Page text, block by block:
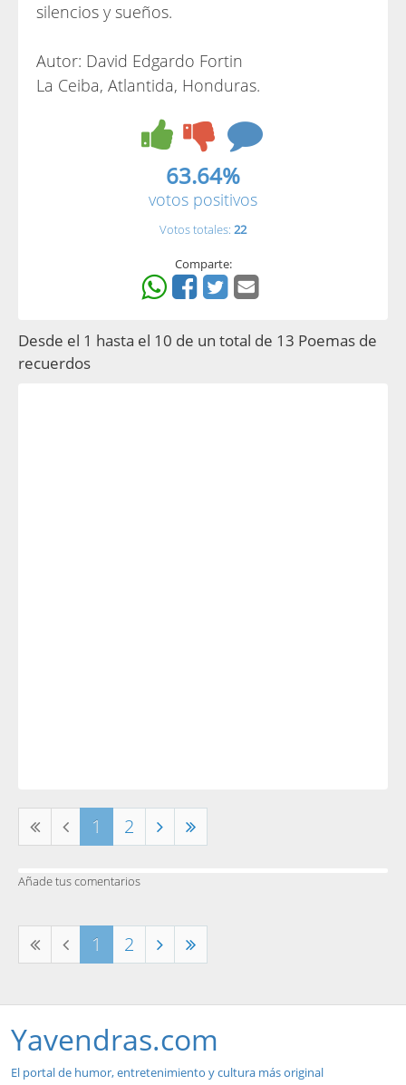
silencios y sueños.
Autor: David Edgardo Fortin
La Ceiba, Atlantida, Honduras.
63.64%
votos positivos
Votos totales: 22
Comparte:
Desde el 1 hasta el 10 de un total de 13 Poemas de
recuerdos
1 2
Añade tus comentarios
1 2
Yavendras.com
El portal de humor, entretenimiento y cultura más original